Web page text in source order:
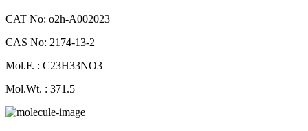
CAT No: o2h-A002023
CAS No: 2174-13-2
Mol.F. : C23H33NO3
Mol.Wt. : 371.5